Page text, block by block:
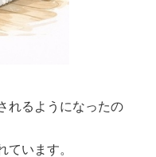
れるようになったの
ています。